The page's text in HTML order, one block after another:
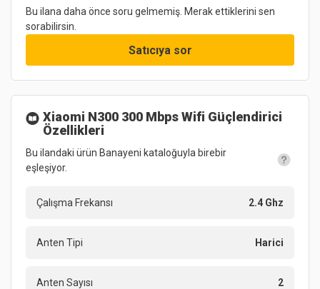
Bu ilana daha önce soru gelmemiş. Merak ettiklerini sen
sorabilirsin.
Satıcıya sor
Xiaomi N300 300 Mbps Wifi Güçlendirici
Özellikleri
Bu ilandaki ürün Banayeni kataloğuyla birebir
eşleşiyor.
Çalışma Frekansı 2.4 Ghz
Anten Tipi Harici
Anten Sayısı 2